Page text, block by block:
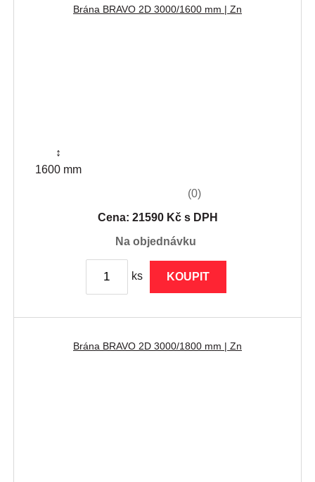
Brána BRAVO 2D 3000/1600 mm | Zn
↕
1600 mm
(0)
Cena: 21590 Kč s DPH
na objednávku
ks KOUPIT
Brána BRAVO 2D 3000/1800 mm | Zn